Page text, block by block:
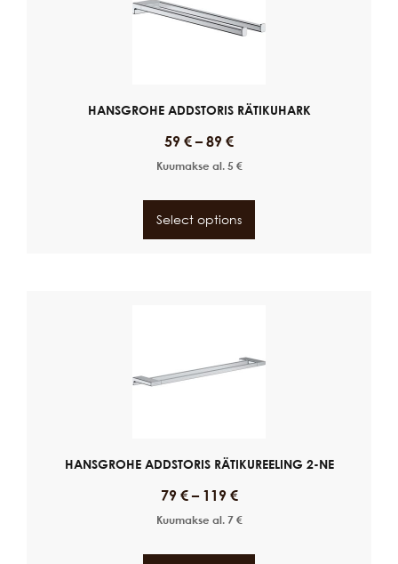
HANSGROHE ADDSTORIS RÄTIKUHARK
59 € – 89 €
Kuumakse al. 5 €
Select options
HANSGROHE ADDSTORIS RÄTIKUREELING 2-NE
79 €– 119 €
Kuumakse al. 7 €